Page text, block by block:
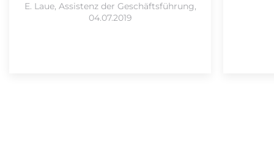
E. Laue, Assistenz der Geschäftsführung,
04.07.2019